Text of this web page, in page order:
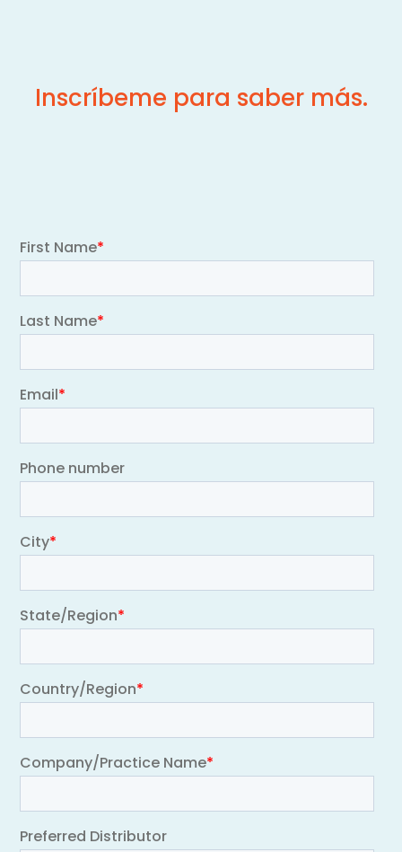
Inscríbeme para saber más.